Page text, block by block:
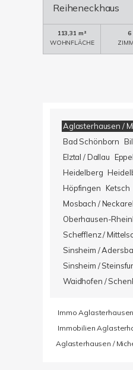
Reiheneckhaus
113,31 m²
WOHNFLÄCHE
6
Aglasterhausen /
Bad Schönborn
Elztal / Dallau
Heidelberg
Höpfingen Ketsch
Mosbach /
Oberhausen-
Schefflenz /
Sinsheim /
Sinsheim /
Waidhofen /
Immo
Immobilien
Aglasterhausen /